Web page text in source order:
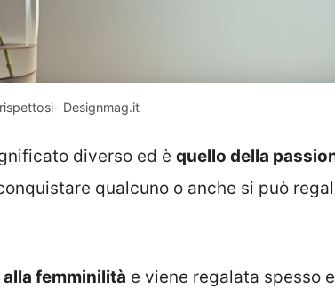
Designmag.it
diverso ed è quello della
qualcuno o anche si può
femminilità e viene regalata spesso e